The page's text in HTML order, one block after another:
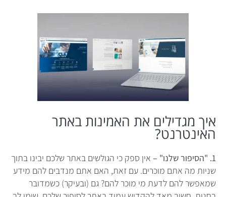
איך מגדילים את האמינות באתר
האינטרנט?
1. "הסיפור שלנו" –
אין ספק כי הגולשים באתר שלכם יבינו בתוך
שניות מה אתם מוכרים. עם זאת, האם אתם מנדבים להם מידע
שמאפשר להם לדעת מי מוכר להם? גם (ובעיקר) כשמדובר